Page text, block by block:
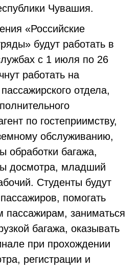
Чувашия.
«Российские
будут работать в
с 1 июля по 26
работать на
отдела,
по гостеприимству,
обслуживанию,
обработки багажа,
досмотра, младший
Студенты будут
помогать
заниматься
багажа, оказывать
при прохождении
регистрации и